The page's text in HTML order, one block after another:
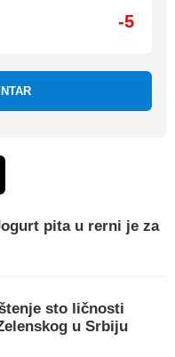
-5
pita u rerni je za
sto ličnosti
u Srbiju